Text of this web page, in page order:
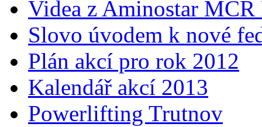
Videa z Aminostar MČR
Slovo úvodem k nové
Plán akcí pro rok 2012
Kalendář akcí 2013
Powerlifting Trutnov